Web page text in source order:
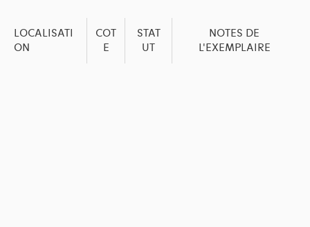
LOCALISATI
ON
COT
E
STAT
UT
NOTES DE
L'EXEMPLAIRE